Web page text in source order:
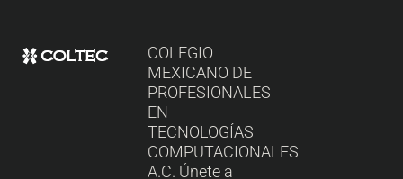
COLEGIO
MEXICANO DE
PROFESIONALES
EN
TECNOLOGÍAS
COMPUTACIONALES
A.C. Únete a